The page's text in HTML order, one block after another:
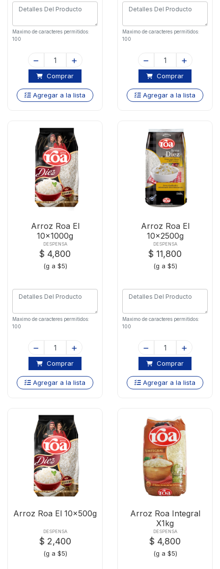
Maximo de caracteres permitidos:
100
Comprar
Agregar a la lista
Maximo de caracteres permitidos:
100
Comprar
Agregar a la lista
Arroz Roa El
10x1000g
DESPENSA
$ 4,800
(g a $5)
Maximo de caracteres permitidos:
100
Comprar
Agregar a la lista
Arroz Roa El
10x2500g
DESPENSA
$ 11,800
(g a $5)
Maximo de caracteres permitidos:
100
Comprar
Agregar a la lista
Arroz Roa El 10x500g
DESPENSA
$ 2,400
(g a $5)
Arroz Roa Integral
X1kg
DESPENSA
$ 4,800
(g a $5)